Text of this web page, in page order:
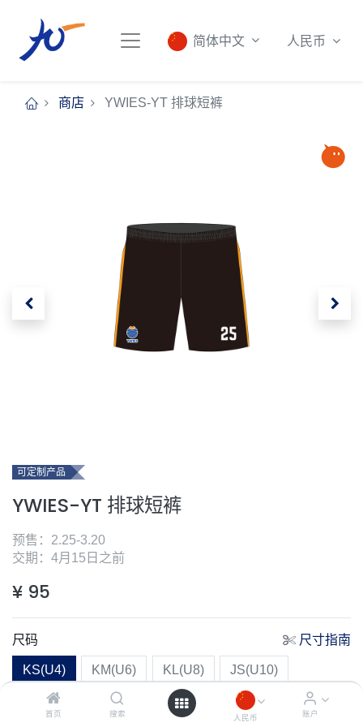
首页 搜索 人民币 账户
简体中文 人民币
商店 YWIES-YT 排球短裤
可定制产品
YWIES-YT 排球短裤
预售：2.25-3.20
交期：4月15日之前
¥ 95
尺码 尺寸指南
KS(U4) KM(U6) KL(U8) JS(U10)
JM(U12) JL(U14) XS(U16) S L